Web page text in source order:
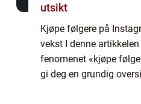
utsikt
Kjøpe følgere på
vekst I denne
fenomenet «kjøpe
gi deg en grundig